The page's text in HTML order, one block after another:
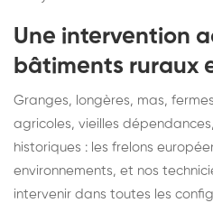
Une intervention
bâtiments ruraux
Granges, longères, mas,
agricoles, vieilles
historiques : les frelons
environnements, et nos
intervenir dans toutes les